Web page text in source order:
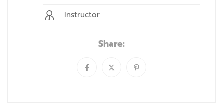
Instructor
Share: